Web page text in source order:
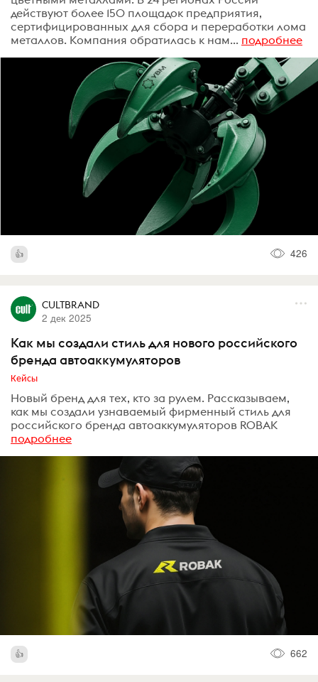
действуют более 150 площадок предприятия,
сертифицированных для сбора и переработки лома
металлов. Компания обратилась к нам... подробнее
426
CULTBRAND
2 дек 2025
Как мы создали стиль для нового российского
бренда автоаккумуляторов
Кейсы
Новый бренд для тех, кто за рулем. Рассказываем,
как мы создали узнаваемый фирменный стиль для
российского бренда автоаккумуляторов ROBAK
подробнее
662